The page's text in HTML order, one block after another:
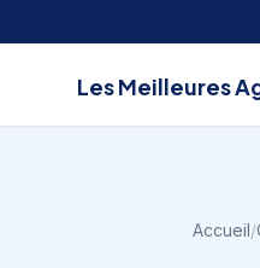
Les Meilleures
Accueil/